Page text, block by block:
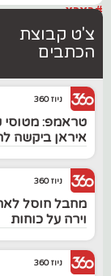
#בארץ
צ'ט קבוצת
הכתבים
ניוז 360
טראמפ: מטוסי
איראן ביקשה
ניוז 360
מחבל חוסל
וירה על כוחות
ניוז 360